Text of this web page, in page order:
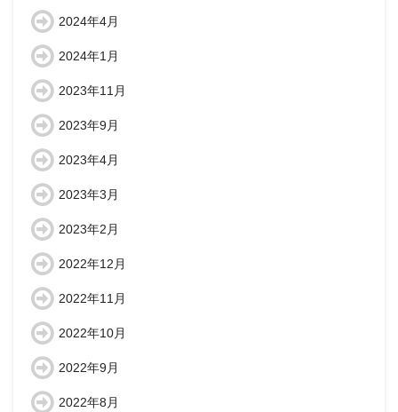
2024年4月
2024年1月
2023年11月
2023年9月
2023年4月
2023年3月
2023年2月
2022年12月
2022年11月
2022年10月
2022年9月
2022年8月